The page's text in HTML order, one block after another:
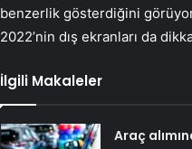
benzerlik gösterdiğini
2022’nin dış ekranları da
İlgili Makaleler
Araç